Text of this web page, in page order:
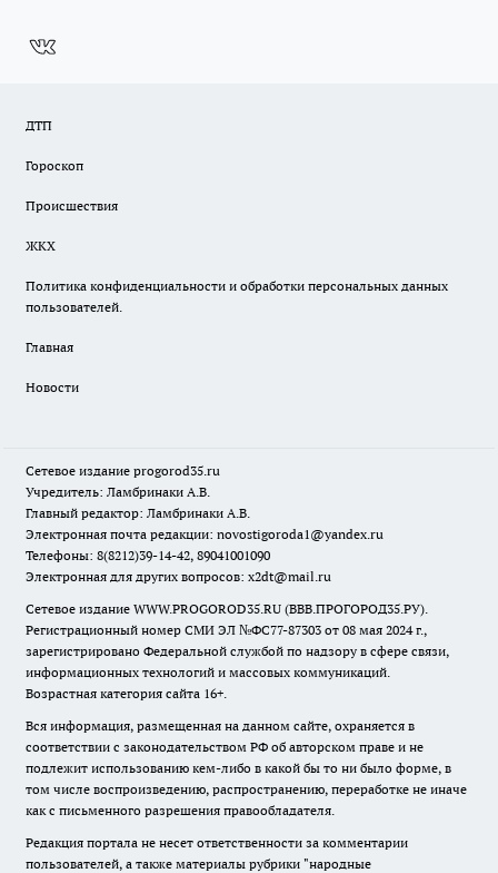
ДТП
Гороскоп
Происшествия
ЖКХ
Политика конфиденциальности и обработки персональных данных
пользователей.
Главная
Новости
Сетевое издание progorod35.ru
Учредитель: Ламбринаки А.В.
Главный редактор: Ламбринаки А.В.
Электронная почта редакции: novostigoroda1@yandex.ru
Телефоны: 8(8212)39-14-42, 89041001090
Электронная для других вопросов: x2dt@mail.ru
Сетевое издание WWW.PROGOROD35.RU (ВВВ.ПРОГОРОД35.РУ).
Регистрационный номер СМИ ЭЛ №ФС77-87303 от 08 мая 2024 г.,
зарегистрировано Федеральной службой по надзору в сфере связи,
информационных технологий и массовых коммуникаций.
Возрастная категория сайта 16+.
Вся информация, размещенная на данном сайте, охраняется в
соответствии с законодательством РФ об авторском праве и не
подлежит использованию кем-либо в какой бы то ни было форме, в
том числе воспроизведению, распространению, переработке не иначе
как с письменного разрешения правообладателя.
Редакция портала не несет ответственности за комментарии
пользователей, а также материалы рубрики "народные